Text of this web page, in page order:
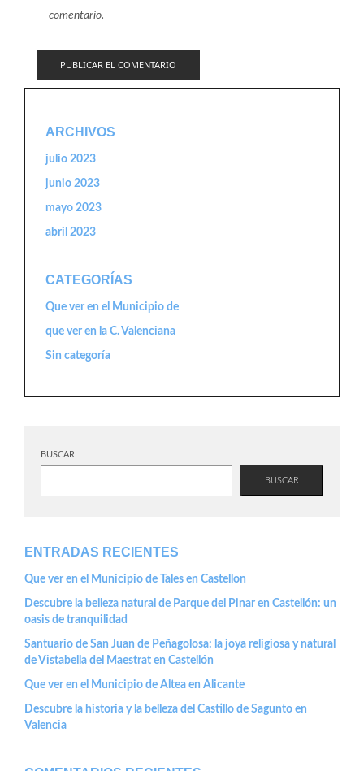
comentario.
ARCHIVOS
julio 2023
junio 2023
mayo 2023
abril 2023
CATEGORÍAS
Que ver en el Municipio de
que ver en la C. Valenciana
Sin categoría
BUSCAR
BUSCAR
ENTRADAS RECIENTES
Que ver en el Municipio de Tales en Castellon
Descubre la belleza natural de Parque del Pinar en Castellón: un
oasis de tranquilidad
Santuario de San Juan de Peñagolosa: la joya religiosa y natural
de Vistabella del Maestrat en Castellón
Que ver en el Municipio de Altea en Alicante
Descubre la historia y la belleza del Castillo de Sagunto en
Valencia